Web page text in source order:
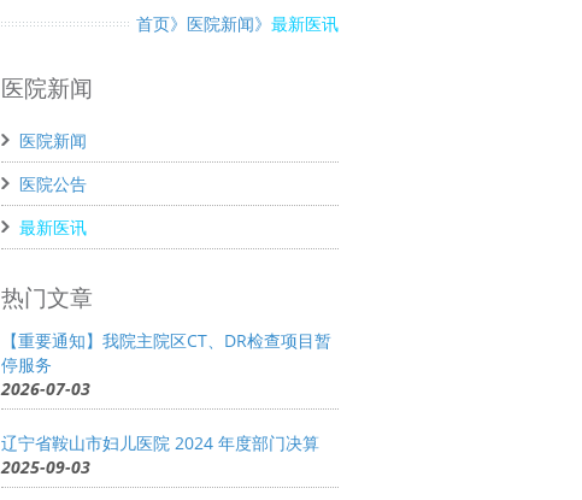
首页 医院新闻 最新医讯
医院新闻
医院新闻
医院公告
最新医讯
热门文章
【重要通知】我院主院区CT、DR检查项目暂
停服务
2026-07-03
辽宁省鞍山市妇儿医院 2024 年度部门决算
2025-09-03